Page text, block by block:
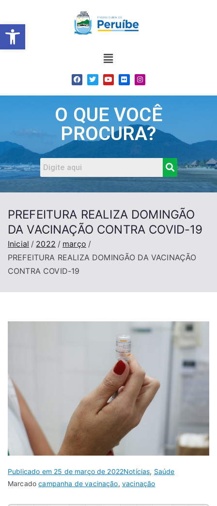
Barra de Ferramentas
O QUE VOCÊ
PROCURA?
PREFEITURA REALIZA DOMINGÃO
DA VACINAÇÃO CONTRA COVID-19
Inicial 2022
março
PREFEITURA REALIZA DOMINGÃO DA VACINAÇÃO
CONTRA COVID-19
Publicado em 25 de março de 2022Notícias, Saúde
Marcadocampanha de vacinação, vacinação